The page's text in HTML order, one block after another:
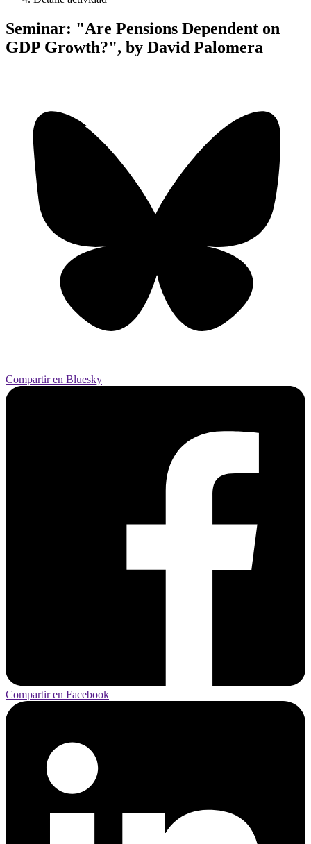
Seminar: "Are Pensions Dependent on
GDP Growth?", by David Palomera
Compartir en Bluesky
Compartir en Facebook